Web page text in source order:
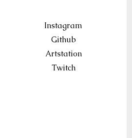
Instagram
Github
Artstation
Twitch